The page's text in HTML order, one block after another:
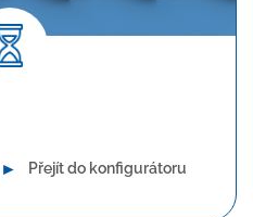
► Přejít do konfigurátoru